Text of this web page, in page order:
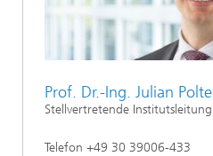
Prof. Dr.-Ing. Julian Polte
Stellvertretende Institutsleitung
Telefon +49 30 39006-433